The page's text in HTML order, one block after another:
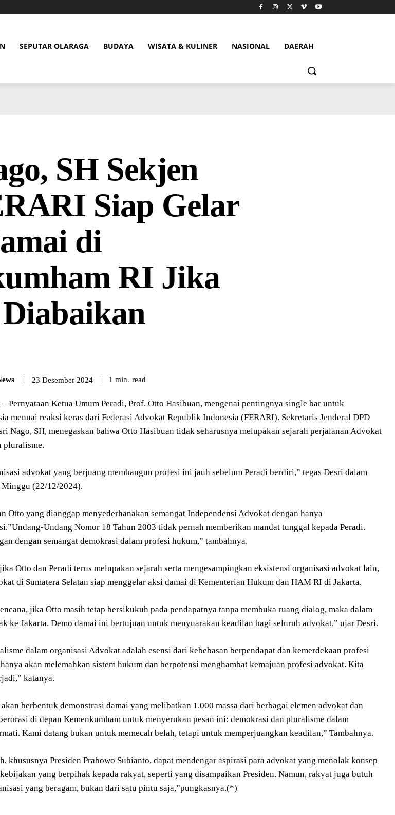
SEPUTAR OLARAGA BUDAYA WISATA & KULINER NASIONAL DAERAH
SH Sekjen
Siap Gelar
di
RI Jika
23 Desember 2024 1 min. read
Pernyataan Ketua Umum Peradi, Prof. Otto Hasibuan, mengenai pentingnya single bar untuk
menuai reaksi keras dari Federasi Advokat Republik Indonesia (FERARI). Sekretaris Jenderal DPD
Nago, SH, menegaskan bahwa Otto Hasibuan tidak seharusnya melupakan sejarah perjalanan Advokat
pluralisme.
advokat yang berjuang membangun profesi ini jauh sebelum Peradi berdiri,” tegas Desri dalam
Minggu (22/12/2024).
Otto yang dianggap menyederhanakan semangat Independensi Advokat dengan hanya
Undang Nomor 18 Tahun 2003 tidak pernah memberikan mandat tunggal kepada Peradi.
dengan semangat demokrasi dalam profesi hukum,” tambahnya.
Otto dan Peradi terus melupakan sejarah serta mengesampingkan eksistensi organisasi advokat lain,
di Sumatera Selatan siap menggelar aksi damai di Kementerian Hukum dan HAM RI di Jakarta.
jika Otto masih tetap bersikukuh pada pendapatnya tanpa membuka ruang dialog, maka dalam
ke Jakarta. Demo damai ini bertujuan untuk menyuarakan keadilan bagi seluruh advokat,” ujar Desri.
dalam organisasi Advokat adalah esensi dari kebebasan berpendapat dan kemerdekaan profesi
akan melemahkan sistem hukum dan berpotensi menghambat kemajuan profesi advokat. Kita
katanya.
berbentuk demonstrasi damai yang melibatkan 1.000 massa dari berbagai elemen advokat dan
di depan Kemenkumham untuk menyerukan pesan ini: demokrasi dan pluralisme dalam
Kami datang bukan untuk memecah belah, tetapi untuk memperjuangkan keadilan,” Tambahnya.
khususnya Presiden Prabowo Subianto, dapat mendengar aspirasi para advokat yang menolak konsep
yang berpihak kepada rakyat, seperti yang disampaikan Presiden. Namun, rakyat juga butuh
yang beragam, bukan dari satu pintu saja,”pungkasnya.(*)